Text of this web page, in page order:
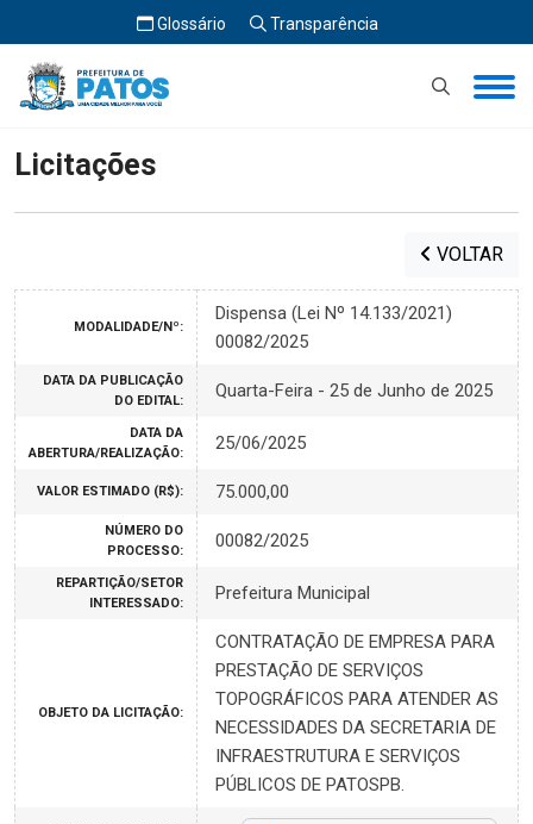
Glossário Transparência
Início Licitações
Licitações
VOLTAR
MODALIDADE/Nº:
Dispensa (Lei Nº 14.133/2021)
00082/2025
DATA DA PUBLICAÇÃO
DO EDITAL:
Quarta-Feira - 25 de Junho de 2025
DATA DA
ABERTURA/REALIZAÇÃO:
25/06/2025
VALOR ESTIMADO (R$): 75.000,00
NÚMERO DO
PROCESSO:
00082/2025
REPARTIÇÃO/SETOR
INTERESSADO:
Prefeitura Municipal
OBJETO DA LICITAÇÃO:
CONTRATAÇÃO DE EMPRESA PARA
PRESTAÇÃO DE SERVIÇOS
TOPOGRÁFICOS PARA ATENDER AS
NECESSIDADES DA SECRETARIA DE
INFRAESTRUTURA E SERVIÇOS
PÚBLICOS DE PATOSPB.